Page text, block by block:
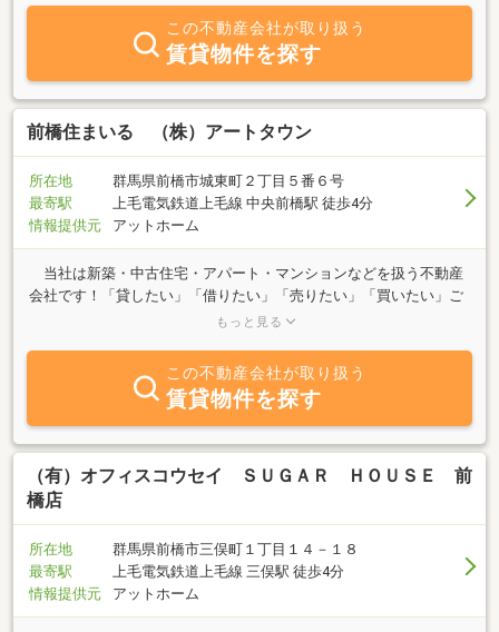
店舗企画、個人様での居住用地はもちろん小規模事業者様の店舗や
工場など営業用地の企画相談、アパートマンションのオーナー様へ
の経営管理、お部屋をお探しの方へ賃貸斡旋業務、リフォーム事業
では、内外装工事、電気設備工事、水まわり工事、など不動産に関
するあらゆるニーズに誠心誠意ご対応させていただきます。ご来店
お待ちしております。
この不動産会社が取り扱う
賃貸物件を探す
前橋住まいる （株）アートタウン
所在地
群馬県前橋市城東町２丁目５番６号
最寄駅
上毛電気鉄道上毛線 中央前橋駅 徒歩4分
情報提供元
アットホーム
当社は新築・中古住宅・アパート・マンションなどを扱う不動産
会社です！「貸したい」「借りたい」「売りたい」「買いたい」ご
希望の方、不動産に関する質問は何でもお気軽にご相談ください。
もっと見る
この不動産会社が取り扱う
賃貸物件を探す
（有）オフィスコウセイ ＳＵＧＡＲ ＨＯＵＳＥ 前
橋店
所在地
群馬県前橋市三俣町１丁目１４－１８
最寄駅
上毛電気鉄道上毛線 三俣駅 徒歩4分
情報提供元
アットホーム